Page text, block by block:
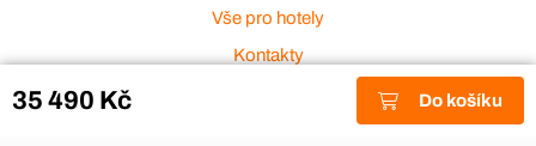
35 490 Kč Do košíku
Vše pro hotely
Kontakty
Přijímáme platební karty